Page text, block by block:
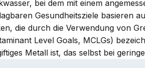
bei dem mit einem
Gesundheitsziele basieren
die durch die Verwendung von
Level Goals, MCLGs)
Metall ist, das selbst bei